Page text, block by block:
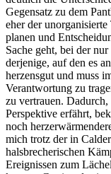
Gegensatz zu dem
eher der
planen und
Sache geht, bei der
derjenige, auf den es
herzensgut und muss
Verantwortung zu
zu vertrauen. Dadurch,
Perspektive erfährt,
noch
mich trotz der in
halsbrecherischen
Ereignissen zum